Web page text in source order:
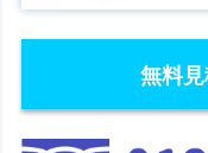
無料